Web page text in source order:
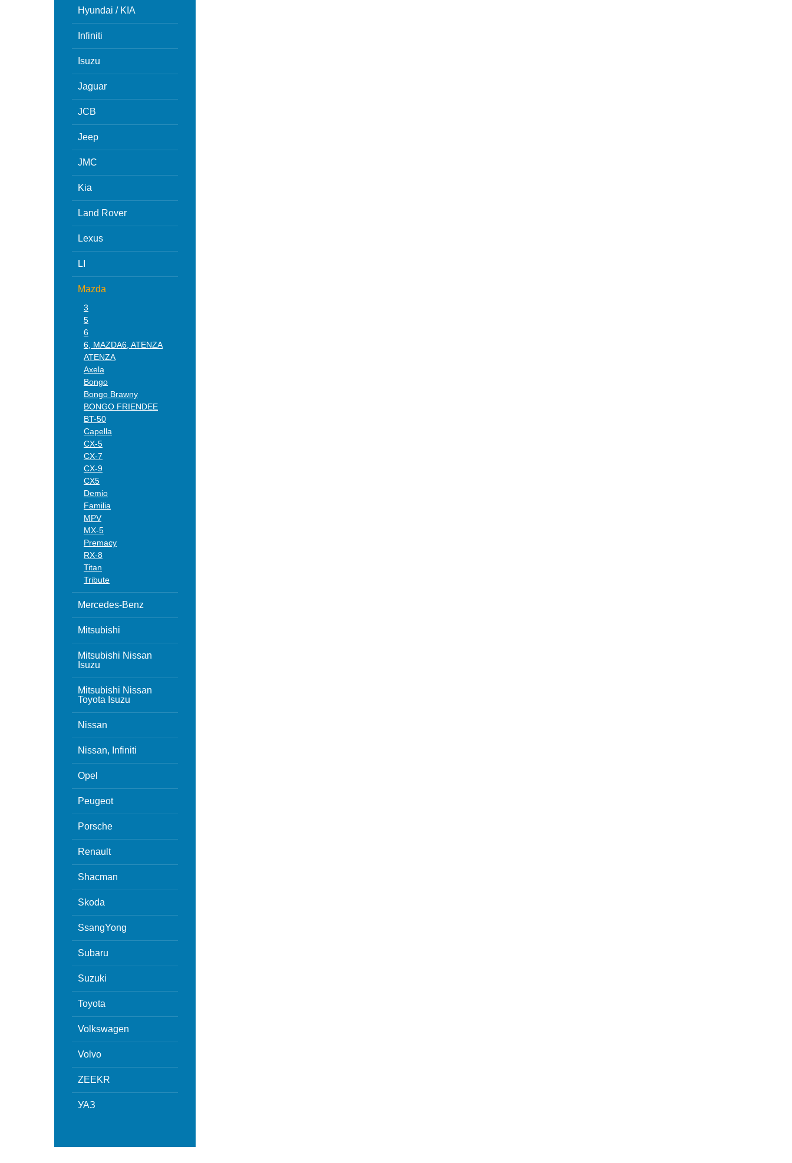
Hyundai / KIA
Infiniti
Isuzu
Jaguar
JCB
Jeep
JMC
Kia
Land Rover
Lexus
LI
Mazda
3
5
6
6, MAZDA6, ATENZA
ATENZA
Axela
Bongo
Bongo Brawny
BONGO FRIENDEE
BT-50
Capella
CX-5
CX-7
CX-9
CX5
Demio
Familia
MPV
MX-5
Premacy
RX-8
Titan
Tribute
Mercedes-Benz
Mitsubishi
Mitsubishi Nissan
Isuzu
Mitsubishi Nissan
Toyota Isuzu
Nissan
Nissan, Infiniti
Opel
Peugeot
Porsche
Renault
Shacman
Skoda
SsangYong
Subaru
Suzuki
Toyota
Volkswagen
Volvo
ZEEKR
УАЗ